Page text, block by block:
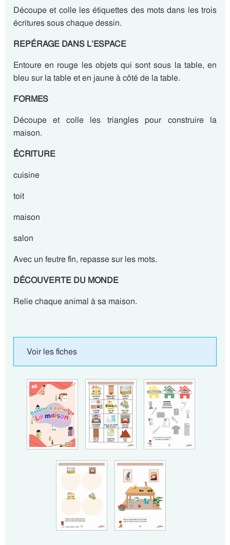
Découpe et colle les étiquettes des mots dans les trois
écritures sous chaque dessin.
REPÉRAGE DANS L’ESPACE
Entoure en rouge les objets qui sont sous la table, en
bleu sur la table et en jaune à côté de la table.
FORMES
Découpe et colle les triangles pour construire la
maison.
ÉCRITURE
cuisine
toit
maison
salon
Avec un feutre fin, repasse sur les mots.
DÉCOUVERTE DU MONDE
Relie chaque animal à sa maison.
Voir les fiches